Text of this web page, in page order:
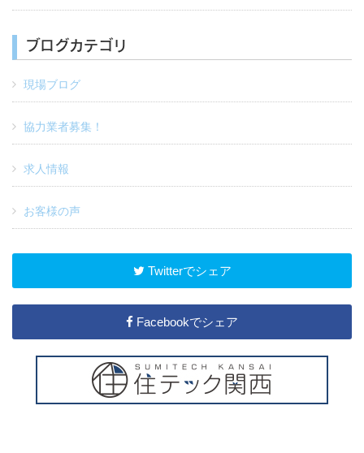
ブログカテゴリ
現場ブログ
協力業者募集！
求人情報
お客様の声
Twitterでシェア
Facebookでシェア